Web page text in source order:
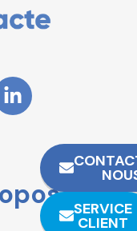
SERVICE
CLIENT